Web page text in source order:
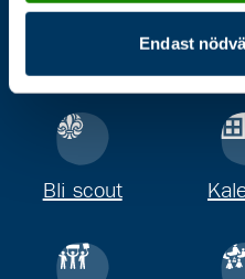
Endast
Gå direkt till
Bli scout